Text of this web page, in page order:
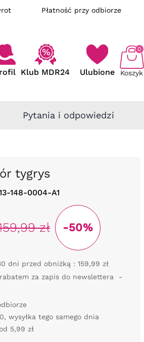
zwrot Płatność przy odbiorze
Klub MDR24 Ulubione Koszyk
0
Pytania i odpowiedzi
tygrys
148-0004-A1
zł -50%
dni przed obniżką : 159,99 zł
za zapis do newslettera -
wysyłka tego samego dnia
5,99 zł